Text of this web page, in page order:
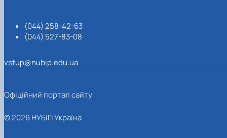
(044) 258-42-63
(044) 527-83-08
vstup@nubip.edu.ua
Офіційний портал сайту
© 2026 НУБІП Україна